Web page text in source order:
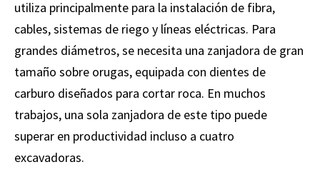
utiliza principalmente para la instalación de fibra,
cables, sistemas de riego y líneas eléctricas. Para
grandes diámetros, se necesita una zanjadora de gran
tamaño sobre orugas, equipada con dientes de
carburo diseñados para cortar roca. En muchos
trabajos, una sola zanjadora de este tipo puede
superar en productividad incluso a cuatro
excavadoras.